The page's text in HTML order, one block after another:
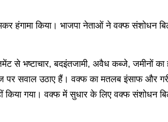
हंगामा किया। भाजपा नेताओं ने वक्फ संशोधन
से भष्टाचार, बदइंतजामी, अवैध कब्जे, जमीनों का
सवाल उठाए हैं। वक्फ का मतलब इंसाफ और
किया गया। वक्फ में सुधार के लिए वक्फ संशोधन